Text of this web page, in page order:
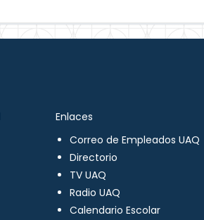
Enlaces
Correo de Empleados UAQ
Directorio
TV UAQ
Radio UAQ
Calendario Escolar